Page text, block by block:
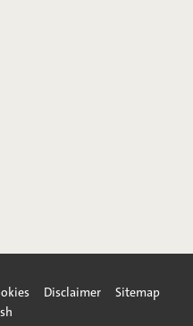
Disclaimer
Sitemap